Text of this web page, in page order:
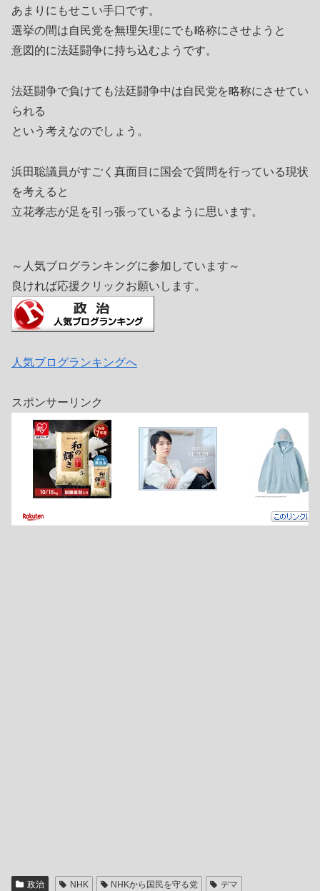
あまりにもせこい手口です。
選挙の間は自民党を無理矢理にでも略称にさせようと
意図的に法廷闘争に持ち込むようです。
法廷闘争で負けても法廷闘争中は自民党を略称にさせてい
られる
という考えなのでしょう。
浜田聡議員がすごく真面目に国会で質問を行っている現状
を考えると
立花孝志が足を引っ張っているように思います。
～人気ブログランキングに参加しています～
良ければ応援クリックお願いします。
人気ブログランキングへ
スポンサーリンク
政治 NHK NHKから国民を守る党 デマ